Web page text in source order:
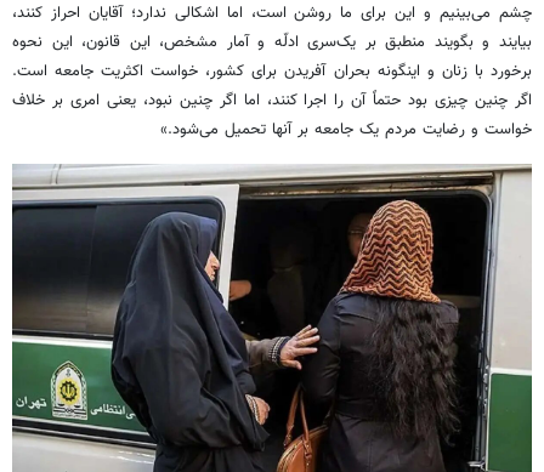
چشم می‌بینیم و این برای ما روشن است، اما اشکالی ندارد؛ آقایان احراز کنند،
بیایند و بگویند منطبق بر یک‌سری ادلّه و آمار مشخص، این قانون، این نحوه
برخورد با زنان و اینگونه بحران آفریدن برای کشور، خواست اکثریت جامعه است.
اگر چنین چیزی بود حتماً آن را اجرا کنند، اما اگر چنین نبود، یعنی امری بر خلاف
خواست و رضایت مردم یک جامعه بر آنها تحمیل می‌شود.»